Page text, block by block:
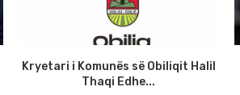
Kryetari i Komunës së Obiliqit Halil
Thaqi Edhe...